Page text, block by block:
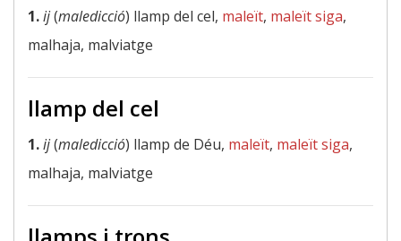
1.ij(maledicció) llamp del cel, maleït, maleït siga,
malhaja, malviatge
llamp del cel
1.ij(maledicció) llamp de Déu, maleït, maleït siga,
malhaja, malviatge